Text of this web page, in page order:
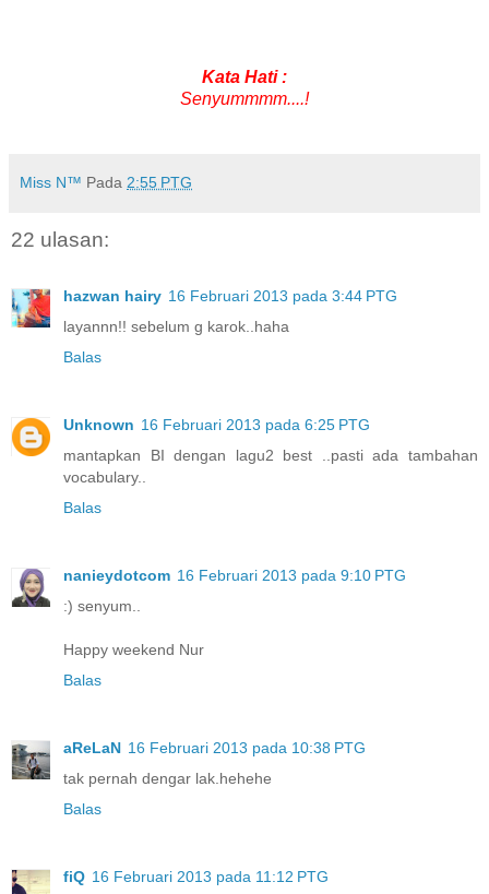
Kata Hati :
Senyummmm....!
Miss N™ Pada 2:55 PTG
22 ulasan:
hazwan hairy 16 Februari 2013 pada 3:44 PTG
layannn!! sebelum g karok..haha
Balas
Unknown 16 Februari 2013 pada 6:25 PTG
mantapkan BI dengan lagu2 best ..pasti ada tambahan
vocabulary..
Balas
nanieydotcom 16 Februari 2013 pada 9:10 PTG
:) senyum..
Happy weekend Nur
Balas
aReLaN 16 Februari 2013 pada 10:38 PTG
tak pernah dengar lak.hehehe
Balas
fiQ 16 Februari 2013 pada 11:12 PTG